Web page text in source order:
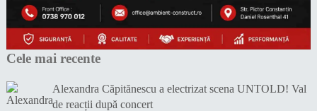
Cele mai recente
Alexandra Căpitănescu a electrizat scena UNTOLD! Val
de reacții după concert